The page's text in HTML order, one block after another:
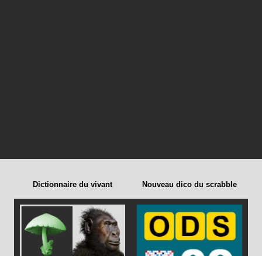
Dictionnaire du vivant Nouveau dico du scrabble